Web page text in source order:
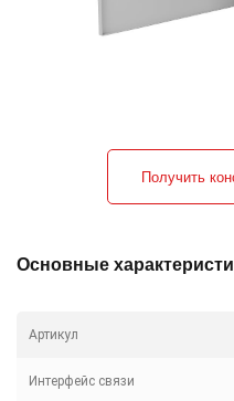
Основные
Артикул
Интерфейс связи
Получить